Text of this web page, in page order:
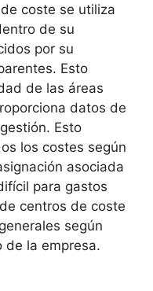
coste se utiliza
de su
por su
Esto
de las áreas
datos de
Esto
los costes según
asociada
para gastos
centros de coste
según
de la empresa.